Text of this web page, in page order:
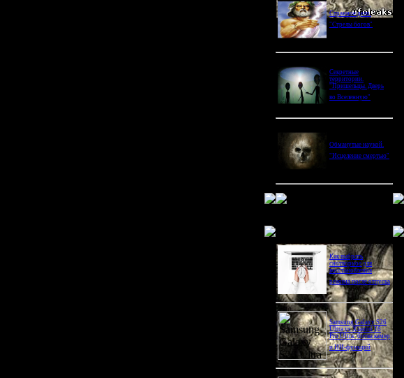
Странное дело.
"Стрелы богов"
Секретные
территории.
"Пришельцы. Дверь
во Вселенную"
Обманутые наукой.
"Исцеление смертью"
Как выбрать
снотворное для
восстановления
режима после отпуска
Samsung Galaxy S26
Ultra vs Xiaomi 16
Pro Ultra: битва камер
и ИИ-функций